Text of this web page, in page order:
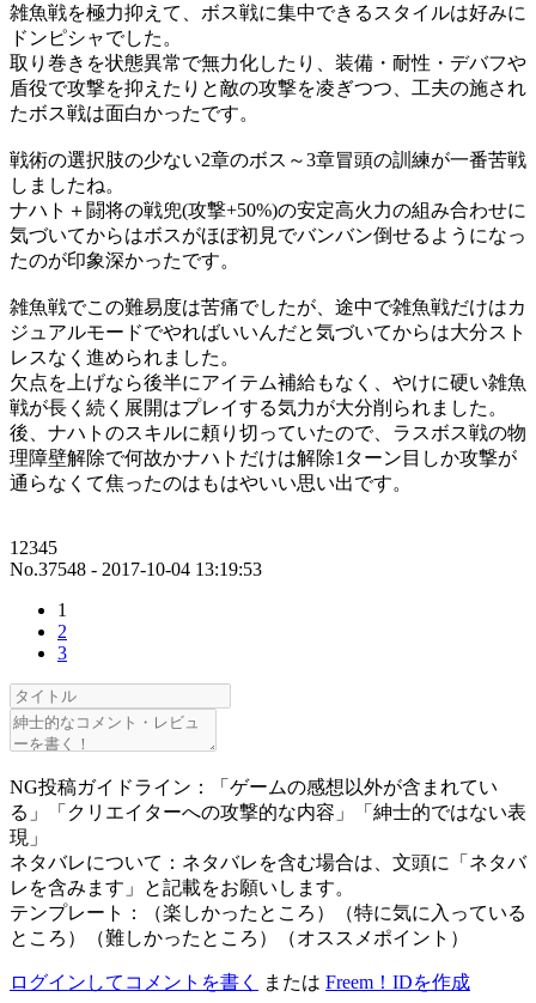
雑魚戦を極力抑えて、ボス戦に集中できるスタイルは好みに
ドンピシャでした。
取り巻きを状態異常で無力化したり、装備・耐性・デバフや
盾役で攻撃を抑えたりと敵の攻撃を凌ぎつつ、工夫の施され
たボス戦は面白かったです。
戦術の選択肢の少ない2章のボス～3章冒頭の訓練が一番苦戦
しましたね。
ナハト＋闘将の戦兜(攻撃+50%)の安定高火力の組み合わせに
気づいてからはボスがほぼ初見でバンバン倒せるようになっ
たのが印象深かったです。
雑魚戦でこの難易度は苦痛でしたが、途中で雑魚戦だけはカ
ジュアルモードでやればいいんだと気づいてからは大分スト
レスなく進められました。
欠点を上げなら後半にアイテム補給もなく、やけに硬い雑魚
戦が長く続く展開はプレイする気力が大分削られました。
後、ナハトのスキルに頼り切っていたので、ラスボス戦の物
理障壁解除で何故かナハトだけは解除1ターン目しか攻撃が
通らなくて焦ったのはもはやいい思い出です。
12345
No.37548 - 2017-10-04 13:19:53
1
2
3
NG投稿ガイドライン：「ゲームの感想以外が含まれてい
る」「クリエイターへの攻撃的な内容」「紳士的ではない表
現」
ネタバレについて：ネタバレを含む場合は、文頭に「ネタバ
レを含みます」と記載をお願いします。
テンプレート：（楽しかったところ）（特に気に入っている
ところ）（難しかったところ）（オススメポイント）
ログインしてコメントを書く または Freem！IDを作成